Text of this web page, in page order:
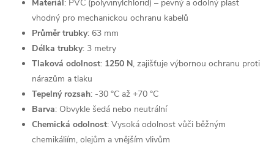
Materiál : PVC (polyvinylchlorid) – pevný a odolný plast
vhodný pro mechanickou ochranu kabelů
Průměr trubky: 63 mm
Délka trubky: 3 metry
Tlaková odolnost: 1250 N, zajišťuje výbornou ochranu proti
nárazům a tlaku
Tepelný rozsah: -30 °C až +70 °C
Barva: Obvykle šedá nebo neutrální
Chemická odolnost: Vysoká odolnost vůči běžným
chemikáliím, olejům a vnějším vlivům